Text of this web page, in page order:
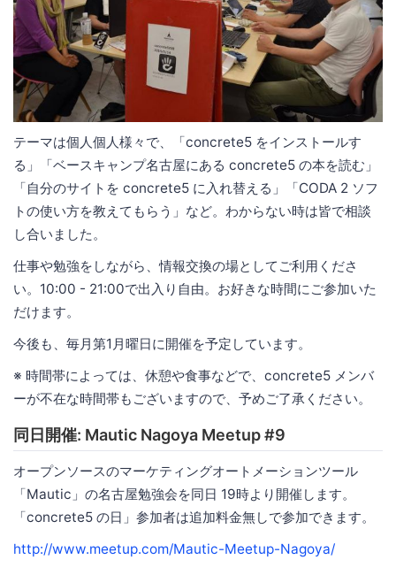
テーマは個人個人様々で、「concrete5 をインストールす
る」「ベースキャンプ名古屋にある concrete5 の本を読む」
「自分のサイトを concrete5 に入れ替える」「CODA 2 ソフ
トの使い方を教えてもらう」など。わからない時は皆で相談
し合いました。
仕事や勉強をしながら、情報交換の場としてご利用くださ
い。10:00 - 21:00で出入り自由。お好きな時間にご参加いた
だけます。
今後も、毎月第1月曜日に開催を予定しています。
※ 時間帯によっては、休憩や食事などで、concrete5 メンバ
ーが不在な時間帯もございますので、予めご了承ください。
同日開催: Mautic Nagoya Meetup #9
オープンソースのマーケティングオートメーションツール
「Mautic」の名古屋勉強会を同日 19時より開催します。
「concrete5 の日」参加者は追加料金無しで参加できます。
http://www.meetup.com/Mautic-Meetup-Nagoya/